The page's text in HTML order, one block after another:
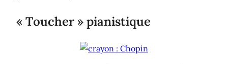
« Toucher » pianistique